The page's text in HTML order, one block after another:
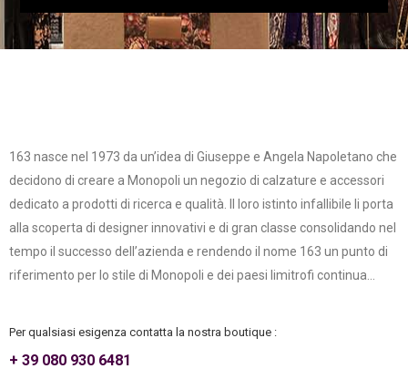
163 nasce nel 1973 da un’idea di Giuseppe e Angela Napoletano che
decidono di creare a Monopoli un negozio di calzature e accessori
dedicato a prodotti di ricerca e qualità. Il loro istinto infallibile li porta
alla scoperta di designer innovativi e di gran classe consolidando nel
tempo il successo dell’azienda e rendendo il nome 163 un punto di
riferimento per lo stile di Monopoli e dei paesi limitrofi continua...
Per qualsiasi esigenza contatta la nostra boutique :
+ 39 080 930 6481